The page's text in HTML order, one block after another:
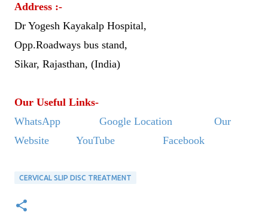
Address :-
Dr Yogesh Kayakalp Hospital,
Opp.Roadways bus stand,
Sikar, Rajasthan, (India)
Our Useful Links-
WhatsApp
Google Location
Our
Website
YouTube Facebook
CERVICAL SLIP DISC TREATMENT